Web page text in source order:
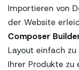
Importieren von
der Website
Composer
Layout einfach
Ihrer Produkte zu